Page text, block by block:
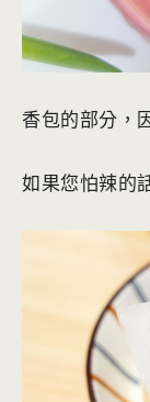
香包的部分，
如果您怕辣的